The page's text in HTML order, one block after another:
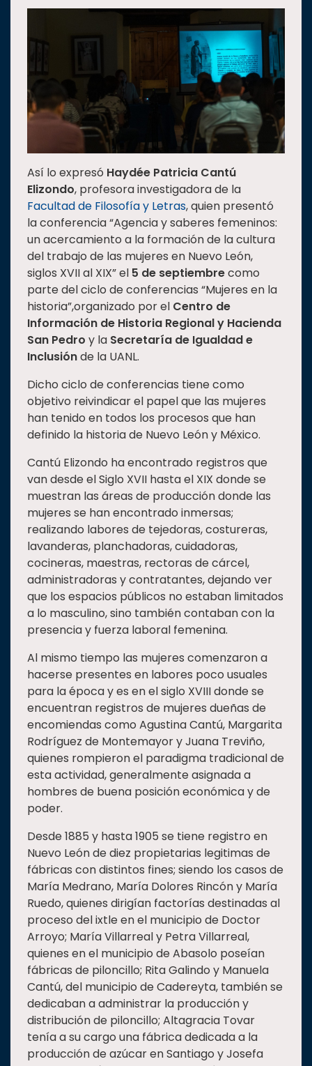
Así lo expresó Haydée Patricia Cantú
Elizondo, profesora investigadora de la
Facultad de Filosofía y Letras, quien presentó
la conferencia “Agencia y saberes femeninos:
un acercamiento a la formación de la cultura
del trabajo de las mujeres en Nuevo León,
siglos XVII al XIX” el 5 de septiembrecomo
parte del ciclo de conferencias “Mujeres en la
historia”,organizado por el Centro de
Información de Historia Regional y Hacienda
San Pedro y la Secretaría de Igualdad e
Inclusiónde la UANL.
Dicho ciclo de conferencias tiene como
objetivo reivindicar el papel que las mujeres
han tenido en todos los procesos que han
definido la historia de Nuevo León y México.
Cantú Elizondo ha encontrado registros que
van desde el Siglo XVII hasta el XIX donde se
muestran las áreas de producción donde las
mujeres se han encontrado inmersas;
realizando labores de tejedoras, costureras,
lavanderas, planchadoras, cuidadoras,
cocineras, maestras, rectoras de cárcel,
administradoras y contratantes, dejando ver
que los espacios públicos no estaban limitados
a lo masculino, sino también contaban con la
presencia y fuerza laboral femenina.
Al mismo tiempo las mujeres comenzaron a
hacerse presentes en labores poco usuales
para la época y es en el siglo XVIII donde se
encuentran registros de mujeres dueñas de
encomiendas como Agustina Cantú, Margarita
Rodríguez de Montemayor y Juana Treviño,
quienes rompieron el paradigma tradicional de
esta actividad, generalmente asignada a
hombres de buena posición económica y de
poder.
Desde 1885 y hasta 1905 se tiene registro en
Nuevo León de diez propietarias legitimas de
fábricas con distintos fines; siendo los casos de
María Medrano, María Dolores Rincón y María
Ruedo, quienes dirigían factorías destinadas al
proceso del ixtle en el municipio de Doctor
Arroyo; María Villarreal y Petra Villarreal,
quienes en el municipio de Abasolo poseían
fábricas de piloncillo; Rita Galindo y Manuela
Cantú, del municipio de Cadereyta, también se
dedicaban a administrar la producción y
distribución de piloncillo; Altagracia Tovar
tenía a su cargo una fábrica dedicada a la
producción de azúcar en Santiago y Josefa